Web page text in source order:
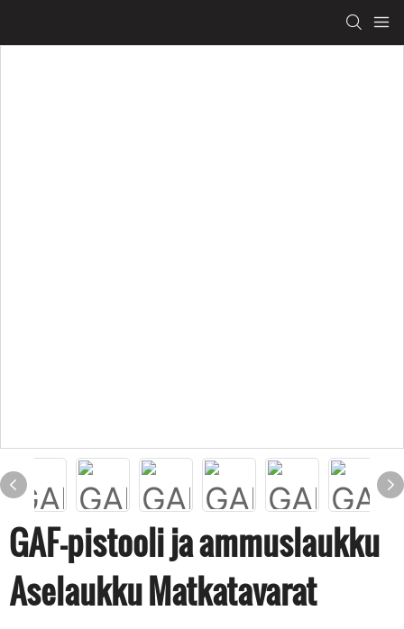
GAF-pistooli ja ammuslaukku
Aselaukku Matkatavarat